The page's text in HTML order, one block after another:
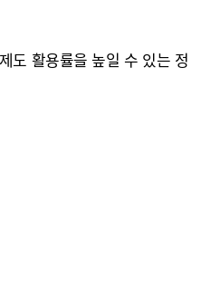
도 활용률을 높일 수 있는 정